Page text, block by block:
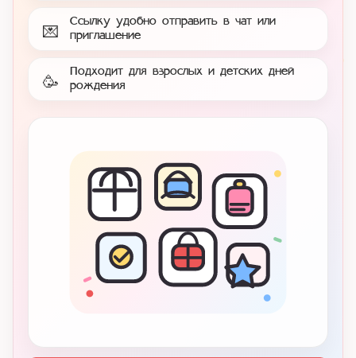
💌
Ссылку удобно отправить в чат или
приглашение
🥳
Подходит для взрослых и детских дней
рождения